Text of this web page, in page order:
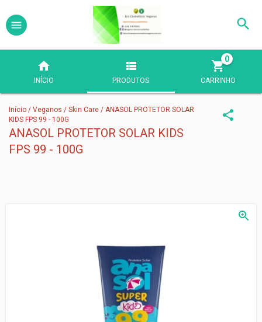
INÍCIO PRODUTOS CARRINHO
0
Início / Veganos / Skin Care / ANASOL PROTETOR SOLAR
KIDS FPS 99 - 100G
ANASOL PROTETOR SOLAR KIDS
FPS 99 - 100G